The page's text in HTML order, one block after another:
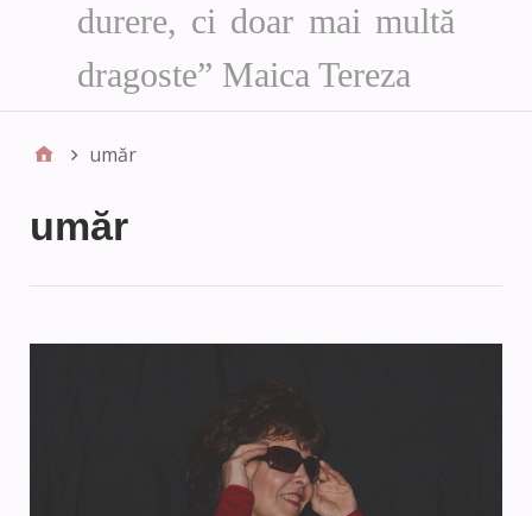
durere, ci doar mai multă
dragoste” Maica Tereza
umăr
umăr